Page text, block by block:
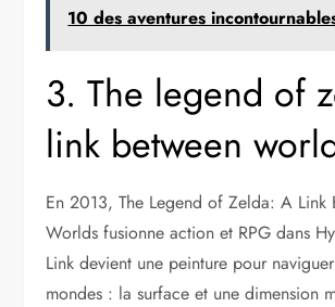
10 des aventures
3. The legend of
link between
En 2013, The Legend of Zelda: A Link
Worlds fusionne action et RPG dans
Link devient une peinture pour
mondes : la surface et une dimension